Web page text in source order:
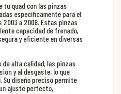
tu quad con las pinzas
específicamente para el
2003 a 2008. Estas pinzas
capacidad de frenado,
y eficiente en diversas
alta calidad, las pinzas
y al desgaste, lo que
Su diseño preciso permite
ajuste perfecto,